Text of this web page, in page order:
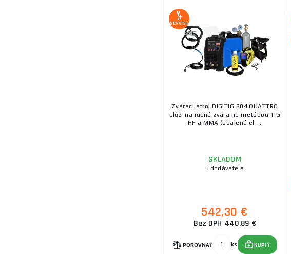
SERVIS+
Zvárací stroj DIGITIG 204 QUATTRO
slúži na ručné zváranie metódou TIG
HF a MMA (obalená el ...
SKLADOM
u dodávateľa
542,30 €
Bez DPH 440,89 €
POROVNAŤ ks KÚPIŤ